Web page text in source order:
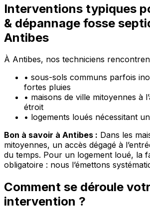
Interventions typiques
& dépannage fosse
Antibes
À Antibes, nos techniciens
• sous-sols communs parfois
fortes pluies
• maisons de ville mitoyennes à
étroit
• logements loués nécessitant
Bon à savoir à Antibes : Dans les
mitoyennes, un accès dégagé à
du temps. Pour un logement loué, la
obligatoire : nous l’émettons
Comment se déroule
intervention ?